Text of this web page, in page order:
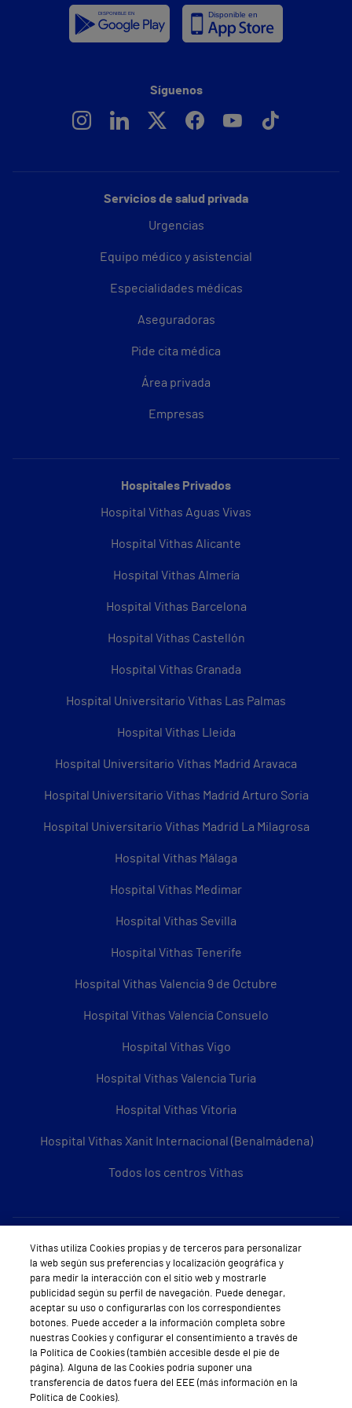
Servicios de salud privada
Urgencias
Equipo médico y asistencial
Especialidades médicas
Aseguradoras
Pide cita médica
Área privada
Empresas
Hospitales Privados
Hospital Vithas Aguas Vivas
Hospital Vithas Alicante
Hospital Vithas Almería
Hospital Vithas Barcelona
Hospital Vithas Castellón
Hospital Vithas Granada
Hospital Universitario Vithas Las Palmas
Hospital Vithas Lleida
Hospital Universitario Vithas Madrid Aravaca
Hospital Universitario Vithas Madrid Arturo Soria
Hospital Universitario Vithas Madrid La Milagrosa
Hospital Vithas Málaga
Hospital Vithas Medimar
Hospital Vithas Sevilla
Hospital Vithas Tenerife
Hospital Vithas Valencia 9 de Octubre
Hospital Vithas Valencia Consuelo
Hospital Vithas Vigo
Hospital Vithas Valencia Turia
Hospital Vithas Vitoria
Hospital Vithas Xanit Internacional (Benalmádena)
Todos los centros Vithas
Sobre Vithas
Quiénes somos
Trabajar en Vithas
Teléfono Cita Médica
Teléfono Atención al Cliente
Política de seguridad y salud en el trabajo
Síguenos
Vithas utiliza Cookies propias y de terceros para personalizar
la web según sus preferencias y localización geográfica y
para medir la interacción con el sitio web y mostrarle
publicidad según su perfil de navegación. Puede denegar,
aceptar su uso o configurarlas con los correspondientes
botones. Puede acceder a la información completa sobre
nuestras Cookies y configurar el consentimiento a través de
la Política de Cookies (también accesible desde el pie de
página). Alguna de las Cookies podría suponer una
transferencia de datos fuera del EEE (más información en la
Política de Cookies).